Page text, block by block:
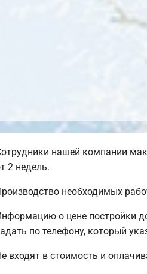
нашей компании
2 недель.
необходимых
о цене постройки
по телефону, который
входят в стоимость и